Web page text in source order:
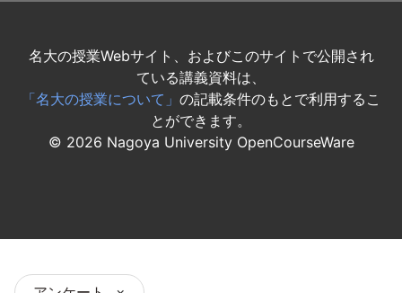
名大の授業Webサイト、およびこのサイトで公開され
ている講義資料は、
「名大の授業について」 の記載条件のもとで利用するこ
とができます。
© 2026 Nagoya University OpenCourseWare